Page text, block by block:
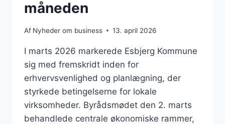
måneden
Af Nyheder om business 13. april 2026
I marts 2026 markerede Esbjerg Kommune
sig med fremskridt inden for
erhvervsvenlighed og planlægning, der
styrkede betingelserne for lokale
virksomheder. Byrådsmødet den 2. marts
behandlede centrale økonomiske rammer,